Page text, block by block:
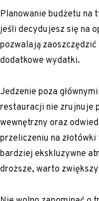
Planowanie budżetu na
jeśli decydujesz się na
pozwalają
dodatkowe wydatki.
Jedzenie poza
restauracji nie zrujnuje
wewnętrzny oraz
przeliczeniu na złotówki
bardziej ekskluzywne
droższe, warto